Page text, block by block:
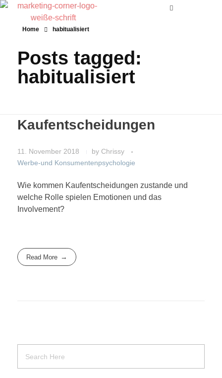
Home habitualisiert
Posts tagged:
habitualisiert
Kaufentscheidungen
11. November 2018 by Chrissy
Werbe-und Konsumentenpsychologie
Wie kommen Kaufentscheidungen zustande und
welche Rolle spielen Emotionen und das
Involvement?
Read More